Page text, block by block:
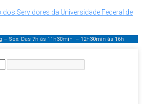
Servidores da Universidade Federal de
– Sex: Das 7h às 11h30min – 12h30min às 16h